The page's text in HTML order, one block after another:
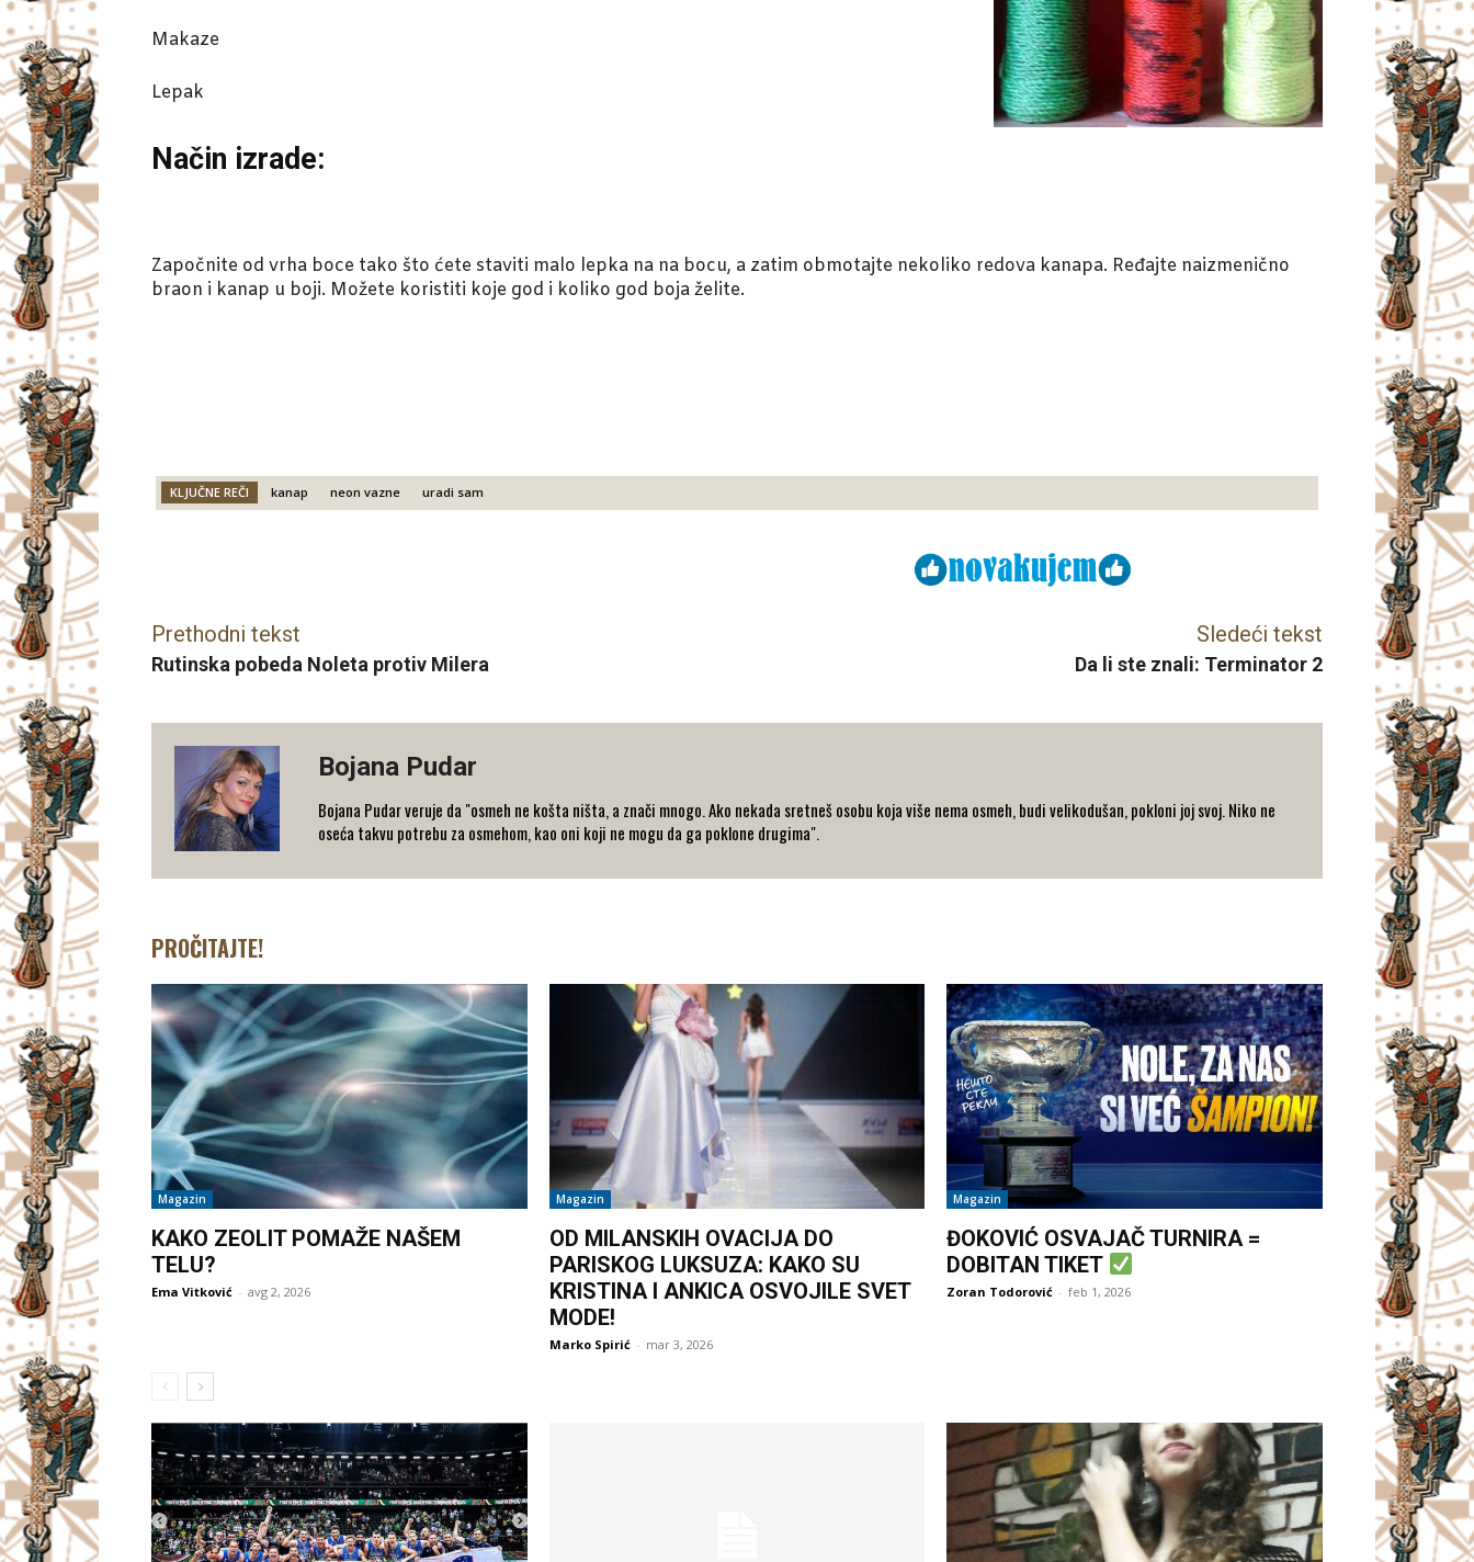
Makaze
Lepak
Način izrade:
Započnite od vrha boce tako što ćete staviti malo lepka na na bocu, a zatim obmotajte nekoliko redova kanapa. Ređajte naizmenično
braon i kanap u boji. Možete koristiti koje god i koliko god boja želite.
KLJUČNE REČI kanap neon vazne uradi sam
Prethodni tekst
Rutinska pobeda Noleta protiv Milera
Sledeći tekst
Da li ste znali: Terminator 2
Bojana Pudar
Bojana Pudar veruje da "osmeh ne košta ništa, a znači mnogo. Ako nekada sretneš osobu koja više nema osmeh, budi velikodušan, pokloni joj svoj. Niko ne
oseća takvu potrebu za osmehom, kao oni koji ne mogu da ga poklone drugima".
PROČITAJTE!
Magazin
KAKO ZEOLIT POMAŽE NAŠEM
TELU?
Ema Vitković - avg 2, 2026
Magazin
OD MILANSKIH OVACIJA DO
PARISKOG LUKSUZA: KAKO SU
KRISTINA I ANKICA OSVOJILE SVET
MODE!
Marko Spirić - mar 3, 2026
Magazin
ĐOKOVIĆ OSVAJAČ TURNIRA =
DOBITAN TIKET
Zoran Todorović - feb 1, 2026